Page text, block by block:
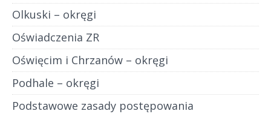
Olkuski – okręgi
Oświadczenia ZR
Oświęcim i Chrzanów – okręgi
Podhale – okręgi
Podstawowe zasady postępowania